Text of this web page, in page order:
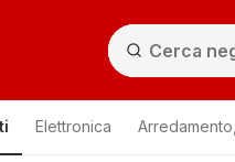
Elettronica